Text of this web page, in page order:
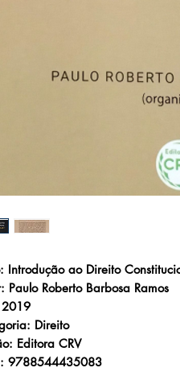
Introdução ao Direito
Paulo Roberto Barbosa Ramos
Direito
Editora CRV
9788544435083